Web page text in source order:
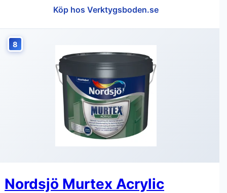
Köp hos Verktygsboden.se
8
Nordsjö Murtex Acrylic